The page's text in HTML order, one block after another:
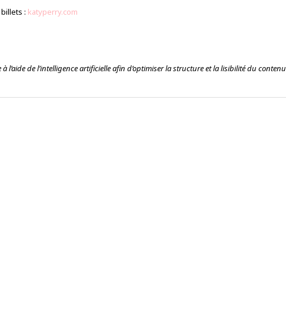
: katyperry.com
à l’aide de l’intelligence artificielle afin d’optimiser la structure et la lisibilité du contenu